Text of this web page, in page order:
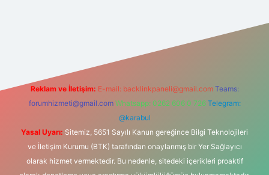
m elexbet
Reklam ve İletişim: E-mail: backlinkpaneli@gmail.com Teams:
forumhizmeti@gmail.com Whatsapp: 0262 606 0 726 Telegram:
@karabul
Yasal Uyarı: Sitemiz, 5651 Sayılı Kanun gereğince Bilgi Teknolojileri
ve İletişim Kurumu (BTK) tarafından onaylanmış bir Yer Sağlayıcı
olarak hizmet vermektedir. Bu nedenle, sitedeki içerikleri proaktif